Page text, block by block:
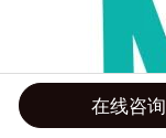
在线咨询